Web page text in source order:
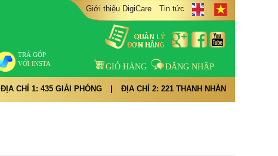
TRẢ GÓP
VỚI INSTA
Giới thiệu DigiCare Tin tức
GIỎ HÀNG ĐĂNG NHẬP
ĐỊA CHỈ 1: 435 GIẢI PHÓNG ĐỊA CHỈ 2: 221 THANH NHÀN